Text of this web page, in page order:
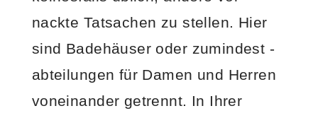
nackte Tatsachen zu stellen. Hier
sind Badehäuser oder zumindest -
abteilungen für Damen und Herren
voneinander getrennt. In Ihrer